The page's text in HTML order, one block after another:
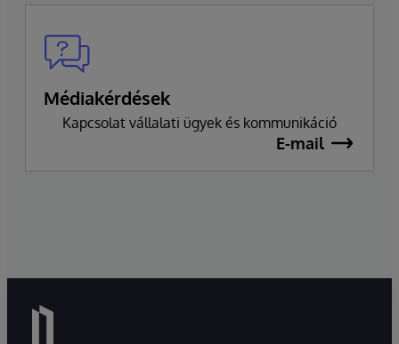
Médiakérdések
Kapcsolat vállalati ügyek és kommunikáció
E-mail